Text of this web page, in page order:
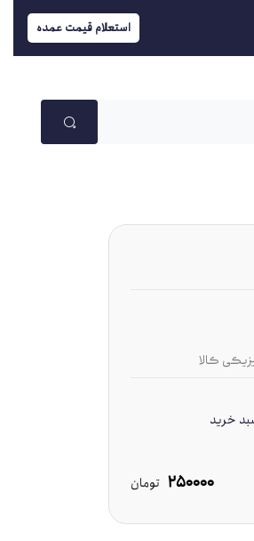
استعلام قیمت عمده
کالا
خرید
250000 تومان